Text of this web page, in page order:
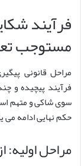
فرآیند
مستوجب
مراحل قانونی
فرآیند پیچیده و
سوی شاکی و متهم
حکم نهایی ادامه می
مراحل اولیه: